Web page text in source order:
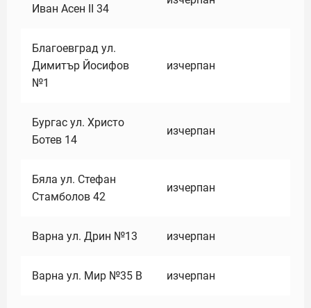
Иван Асен II 34
Благоевград ул.
Димитър Йосифов
№1
изчерпан
Бургас ул. Христо
Ботев 14
изчерпан
Бяла ул. Стефан
Стамболов 42
изчерпан
Варна ул. Дрин №13 изчерпан
Варна ул. Мир №35 В изчерпан